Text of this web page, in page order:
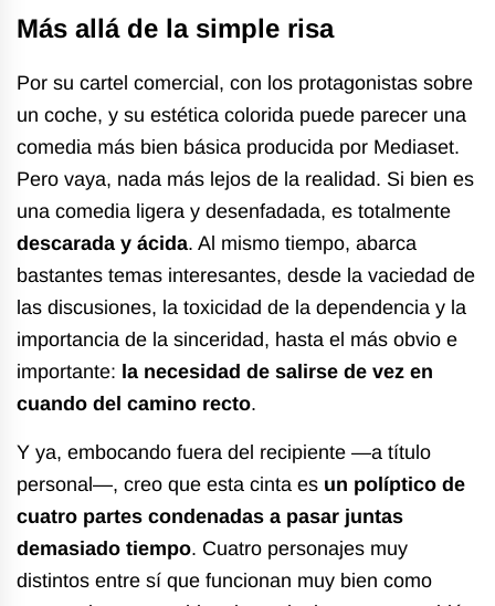
Más allá de la simple risa
Por su cartel comercial, con los protagonistas sobre
un coche, y su estética colorida puede parecer una
comedia más bien básica producida por Mediaset.
Pero vaya, nada más lejos de la realidad. Si bien es
una comedia ligera y desenfadada, es totalmente
descarada y ácida. Al mismo tiempo, abarca
bastantes temas interesantes, desde la vaciedad de
las discusiones, la toxicidad de la dependencia y la
importancia de la sinceridad, hasta el más obvio e
importante: la necesidad de salirse de vez en
cuando del camino recto.
Y ya, embocando fuera del recipiente —a título
personal—, creo que esta cinta es un políptico de
cuatro partes condenadas a pasar juntas
demasiado tiempo. Cuatro personajes muy
distintos entre sí que funcionan muy bien como